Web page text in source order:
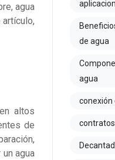
agua
altos
de
agua
de agua
agua
conexión